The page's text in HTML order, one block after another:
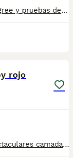
Caniches toy y bicolor. Padres con pedigree y pruebas de ADN. Perros probados con muy buen caracter y sociables. Cria familiar
rojo
📞📞6️⃣4️⃣1️⃣9️⃣2️⃣2️⃣3️⃣9️⃣0️⃣📞📞📞📞 Espectaculares camadas de perritos de machos y hembras de caniche toy pero corto y pelo largo nacionales descendientes de las mejores líneas de sangre. Disponibles tanto hembras como machos. Las camadas están bajo supervisión veterinaria desde su nacimiento hasta que son entregadas a su nueva familia. Criados por un equipo de profesionales y mejores personas que, con más de 20 años de experiencia , cuidan a los animales por vocación, aplicando una cría ética y responsable para que cada cachorro se desarrolle con la mejor salud y con un buen temperamento. Todos los cachorritos se entregan con unos dos meses y medio de edad y sus vacunas correspondientes, desparasitados interna y externamente, con certificado de salud, y garantía tanto por enfermedad vírica como congénito genética. Posibilidad de entregar en toda España mediante transporte propio preparado para animales y con chofer privado. Los precios pueden variar según las características y morfología de cada cachorro. Añádenos al whats app o llámanos, y encantados atenderemos todas tus dudas y consultas. Teléfono / Whats app: 641 92 23 90